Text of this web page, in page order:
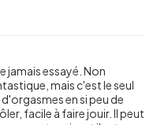
jamais essayé. Non
mais c'est le seul
en si peu de
facile à faire jouir. Il peut